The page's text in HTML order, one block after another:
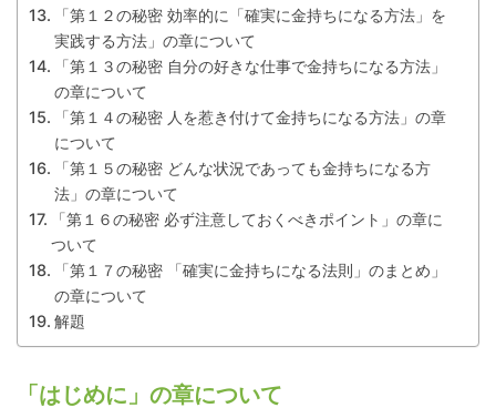
「第１２の秘密 効率的に「確実に金持ちになる方法」を
実践する方法」の章について
「第１３の秘密 自分の好きな仕事で金持ちになる方法」
の章について
「第１４の秘密 人を惹き付けて金持ちになる方法」の章
について
「第１５の秘密 どんな状況であっても金持ちになる方
法」の章について
「第１６の秘密 必ず注意しておくべきポイント」の章に
ついて
「第１７の秘密 「確実に金持ちになる法則」のまとめ」
の章について
解題
「はじめに」の章について